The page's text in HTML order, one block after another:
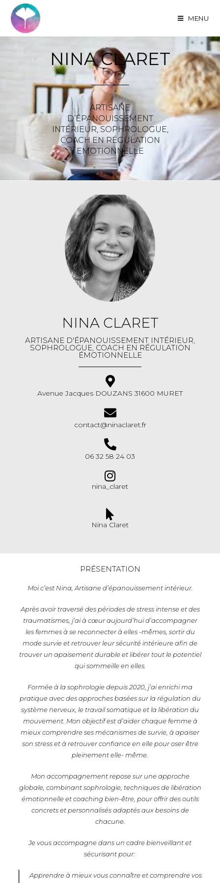
MENU
NINA CLARET
ARTISANE
D’ÉPANOUISSEMENT
INTÉRIEUR, SOPHROLOGUE,
COACH EN RÉGULATION
EMOTIONNELLE
NINA CLARET
ARTISANE D'ÉPANOUISSEMENT INTÉRIEUR,
SOPHROLOGUE, COACH EN RÉGULATION
ÉMOTIONNELLE
Avenue Jacques DOUZANS 31600 MURET
contact@ninaclaret.fr
06 32 58 24 03
nina_claret
Nina Claret
PRÉSENTATION
Moi c’est Nina, Artisane d’épanouissement intérieur.
Après avoir traversé des périodes de stress intense et des
traumatismes, j’ai à cœur aujourd’hui d’accompagner
les femmes à se reconnecter à elles -mêmes, sortir du
mode survie et retrouver leur sécurité intérieure afin de
trouver un apaisement durable et libérer tout le potentiel
qui sommeille en elles.
Formée à la sophrologie depuis 2020, j’ai enrichi ma
pratique avec des approches basées sur la régulation du
système nerveux, le travail somatique et la libération du
mouvement. Mon objectif est d’aider chaque femme à
mieux comprendre ses mécanismes de survie, à apaiser
son stress et à retrouver confiance en elle pour oser être
pleinement elle- même.
Mon accompagnement repose sur une approche
globale, combinant sophrologie, techniques de libération
émotionnelle et coaching bien-être, pour offrir des outils
concrets et personnalisés adaptés aux besoins de
chacune.
Je vous accompagne dans un cadre bienveillant et
sécurisant pour:
Apprendre à mieux vous connaître et comprendre vos